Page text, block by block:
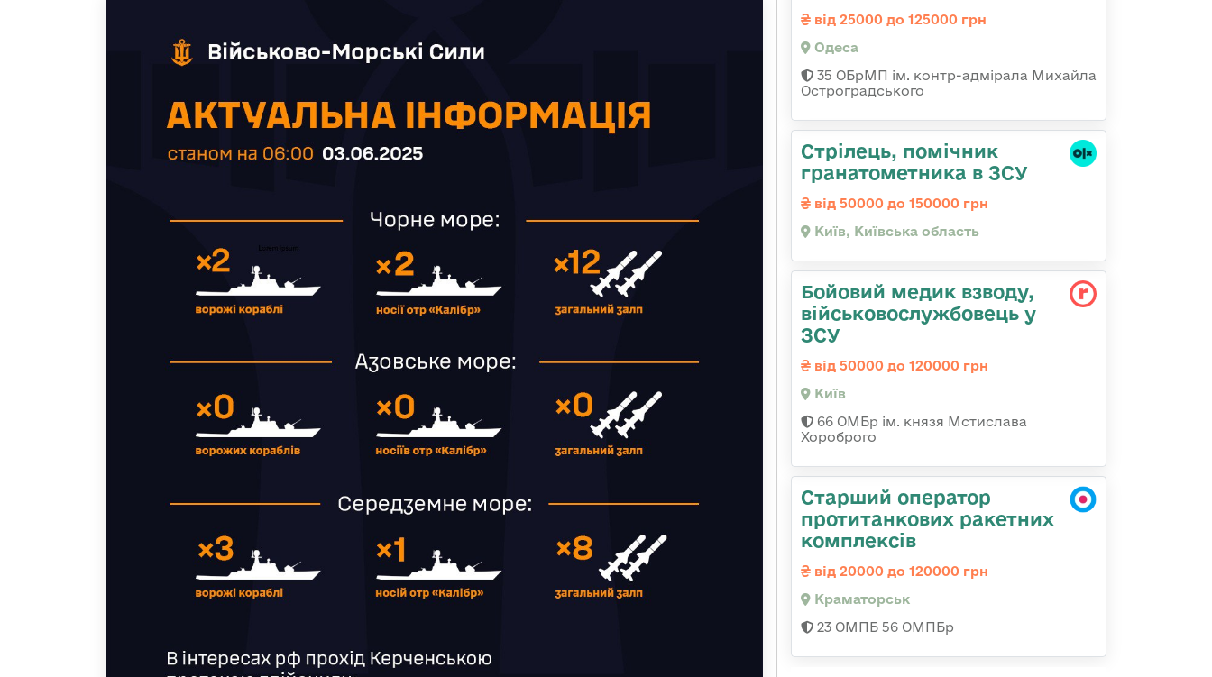
від 25000 до 125000 грн
Одеса
35 ОБрМП ім. контр-адмірала Михайла
Остроградського
Стрілець, помічник
гранатометника в ЗСУ
від 50000 до 150000 грн
Київ, Київська область
Бойовий медик взводу,
військовослужбовець у
ЗСУ
від 50000 до 120000 грн
Київ
66 ОМБр ім. князя Мстислава
Хороброго
Старший оператор
протитанкових ракетних
комплексів
від 20000 до 120000 грн
Краматорськ
23 ОМПБ 56 ОМПБр